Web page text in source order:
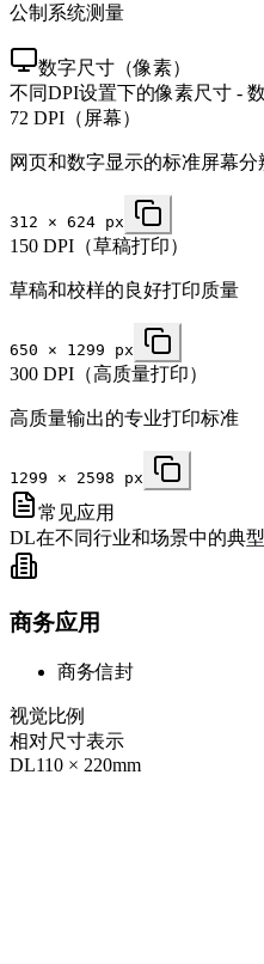
公制系统测量
数字尺寸（像素）
不同DPI设置下的像素尺寸 -
72 DPI（屏幕）
网页和数字显示的标准屏幕分
312 × 624 px
150 DPI（草稿打印）
草稿和校样的良好打印质量
650 × 1299 px
300 DPI（高质量打印）
高质量输出的专业打印标准
1299 × 2598 px
常见应用
DL在不同行业和场景中的典
商务应用
商务信封
视觉比例
相对尺寸表示
DL110 × 220mm